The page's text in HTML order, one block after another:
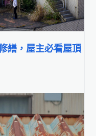
繕，屋主必看屋頂